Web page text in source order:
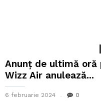
Anunț de ultimă oră
Wizz Air anulează...
6 februarie 2024 0